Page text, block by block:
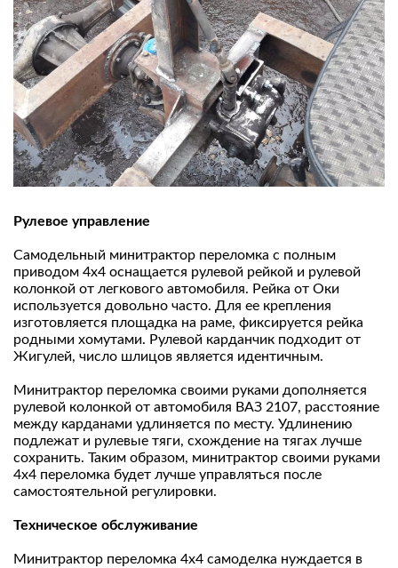
Рулевое управление
Самодельный минитрактор переломка с полным
приводом 4х4 оснащается рулевой рейкой и рулевой
колонкой от легкового автомобиля. Рейка от Оки
используется довольно часто. Для ее крепления
изготовляется площадка на раме, фиксируется рейка
родными хомутами. Рулевой карданчик подходит от
Жигулей, число шлицов является идентичным.
Минитрактор переломка своими руками дополняется
рулевой колонкой от автомобиля ВАЗ 2107, расстояние
между карданами удлиняется по месту. Удлинению
подлежат и рулевые тяги, схождение на тягах лучше
сохранить. Таким образом, минитрактор своими руками
4х4 переломка будет лучше управляться после
самостоятельной регулировки.
Техническое обслуживание
Минитрактор переломка 4х4 самоделка нуждается в